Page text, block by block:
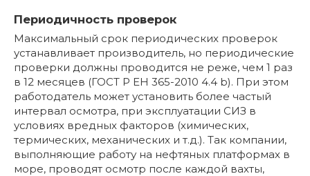
Периодичность проверок
Максимальный срок периодических проверок
устанавливает производитель, но периодические
проверки должны проводится не реже, чем 1 раз
в 12 месяцев (ГОСТ Р ЕН 365-2010 4.4 b). При этом
работодатель может установить более частый
интервал осмотра, при эксплуатации СИЗ в
условиях вредных факторов (химических,
термических, механических и т.д.). Так компании,
выполняющие работу на нефтяных платформах в
море, проводят осмотр после каждой вахты,